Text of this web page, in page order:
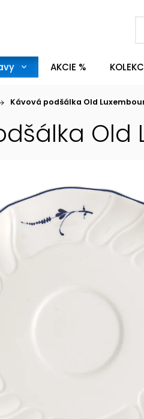
AKCIE %
Kávová podšálka Old
Old